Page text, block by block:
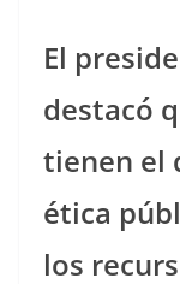
El
destacó
tienen el
ética
los